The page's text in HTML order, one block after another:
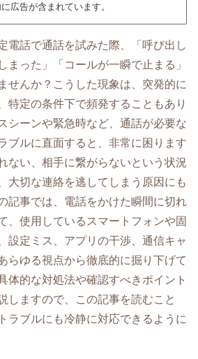
広告が含まれています。
電話で通話を試みた際、「呼び出し
まった」「コールが一瞬で止まる」
せんか？こうした現象は、突発的に
特定の条件下で頻発することもあり
シーンや緊急時など、通話が必要な
ブルに直面すると、非常に困ります
ない、相手に繋がらないという状況
大切な連絡を逃してしまう原因にも
記事では、電話をかけた瞬間に切れ
、使用しているスマートフォンや固
設定ミス、アプリの干渉、通信キャ
らゆる視点から徹底的に掘り下げて
体的な対処法や確認すべきポイント
しますので、この記事を読むこと
ラブルにも冷静に対応できるように